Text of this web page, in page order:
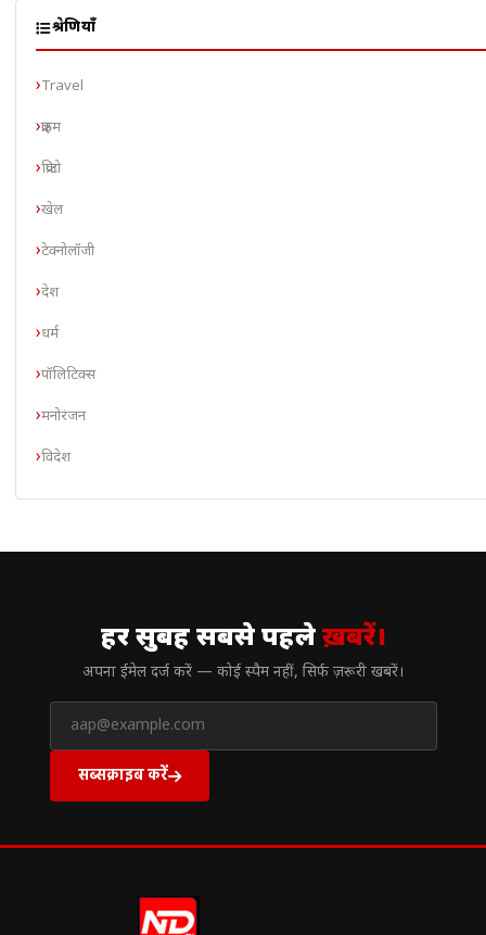
श्रेणियाँ
Travel
क्राइम
क्रिप्टो
खेल
टेक्नोलॉजी
देश
धर्म
पॉलिटिक्स
मनोरंजन
विदेश
हर सुबह सबसे पहलेख़बरें।
अपना ईमेल दर्ज करें — कोई स्पैम नहीं, सिर्फ ज़रूरी खबरें।
सब्सक्राइब करें